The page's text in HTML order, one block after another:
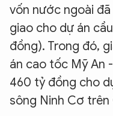
vốn nước ngoài
giao cho dự án
đồng). Trong đó,
án cao tốc Mỹ An
460 tỷ đồng cho
sông Ninh Cơ trên